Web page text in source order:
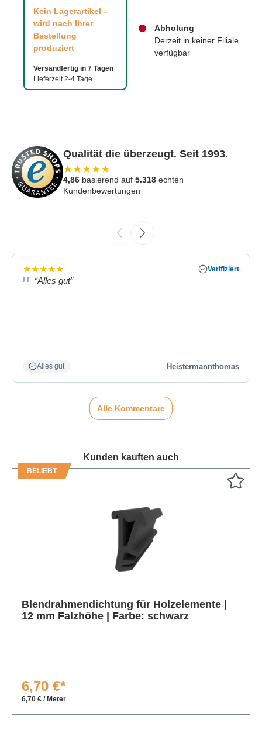
Kein Lagerartikel –
wird nach Ihrer
Bestellung
produziert
Versandfertig in 7 Tagen
Lieferzeit 2-4 Tage
Abholung
Derzeit in keiner Filiale
verfügbar
Qualität die überzeugt. Seit 1993.
★★★★★
4,86 basierend auf 5.318 echten
Kundenbewertungen
★★★★★ Verifiziert
“Alles gut”
Alles gut Heistermannthomas
Alle Kommentare
Kunden kauften auch
BELIEBT
Blendrahmendichtung für Holzelemente |
12 mm Falzhöhe | Farbe: schwarz
6,70 €*
6,70 € / Meter